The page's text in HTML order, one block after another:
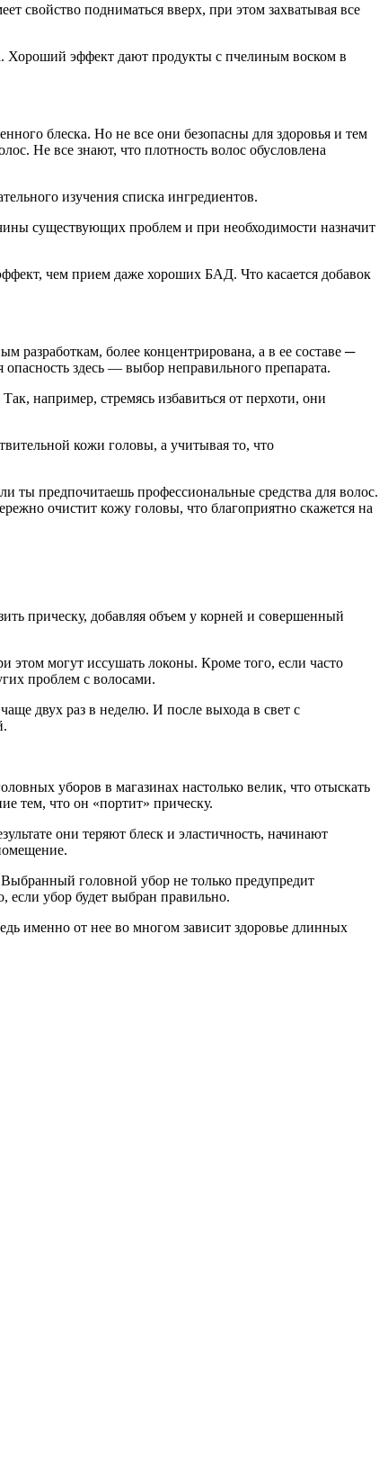
свойство подниматься вверх, при этом захватывая все
Хороший эффект дают продукты с пчелиным воском в
блеска. Но не все они безопасны для здоровья и тем
Не все знают, что плотность волос обусловлена
изучения списка ингредиентов.
существующих проблем и при необходимости назначит
чем прием даже хороших БАД. Что касается добавок
разработкам, более концентрирована, а в ее составе ─
здесь — выбор неправильного препарата.
например, стремясь избавиться от перхоти, они
кожи головы, а учитывая то, что
предпочитаешь профессиональные средства для волос.
очистит кожу головы, что благоприятно скажется на
прическу, добавляя объем у корней и совершенный
этом могут иссушать локоны. Кроме того, если часто
проблем с волосами.
двух раз в неделю. И после выхода в свет с
уборов в магазинах настолько велик, что отыскать
тем, что он «портит» прическу.
они теряют блеск и эластичность, начинают
головной убор не только предупредит
убор будет выбран правильно.
именно от нее во многом зависит здоровье длинных